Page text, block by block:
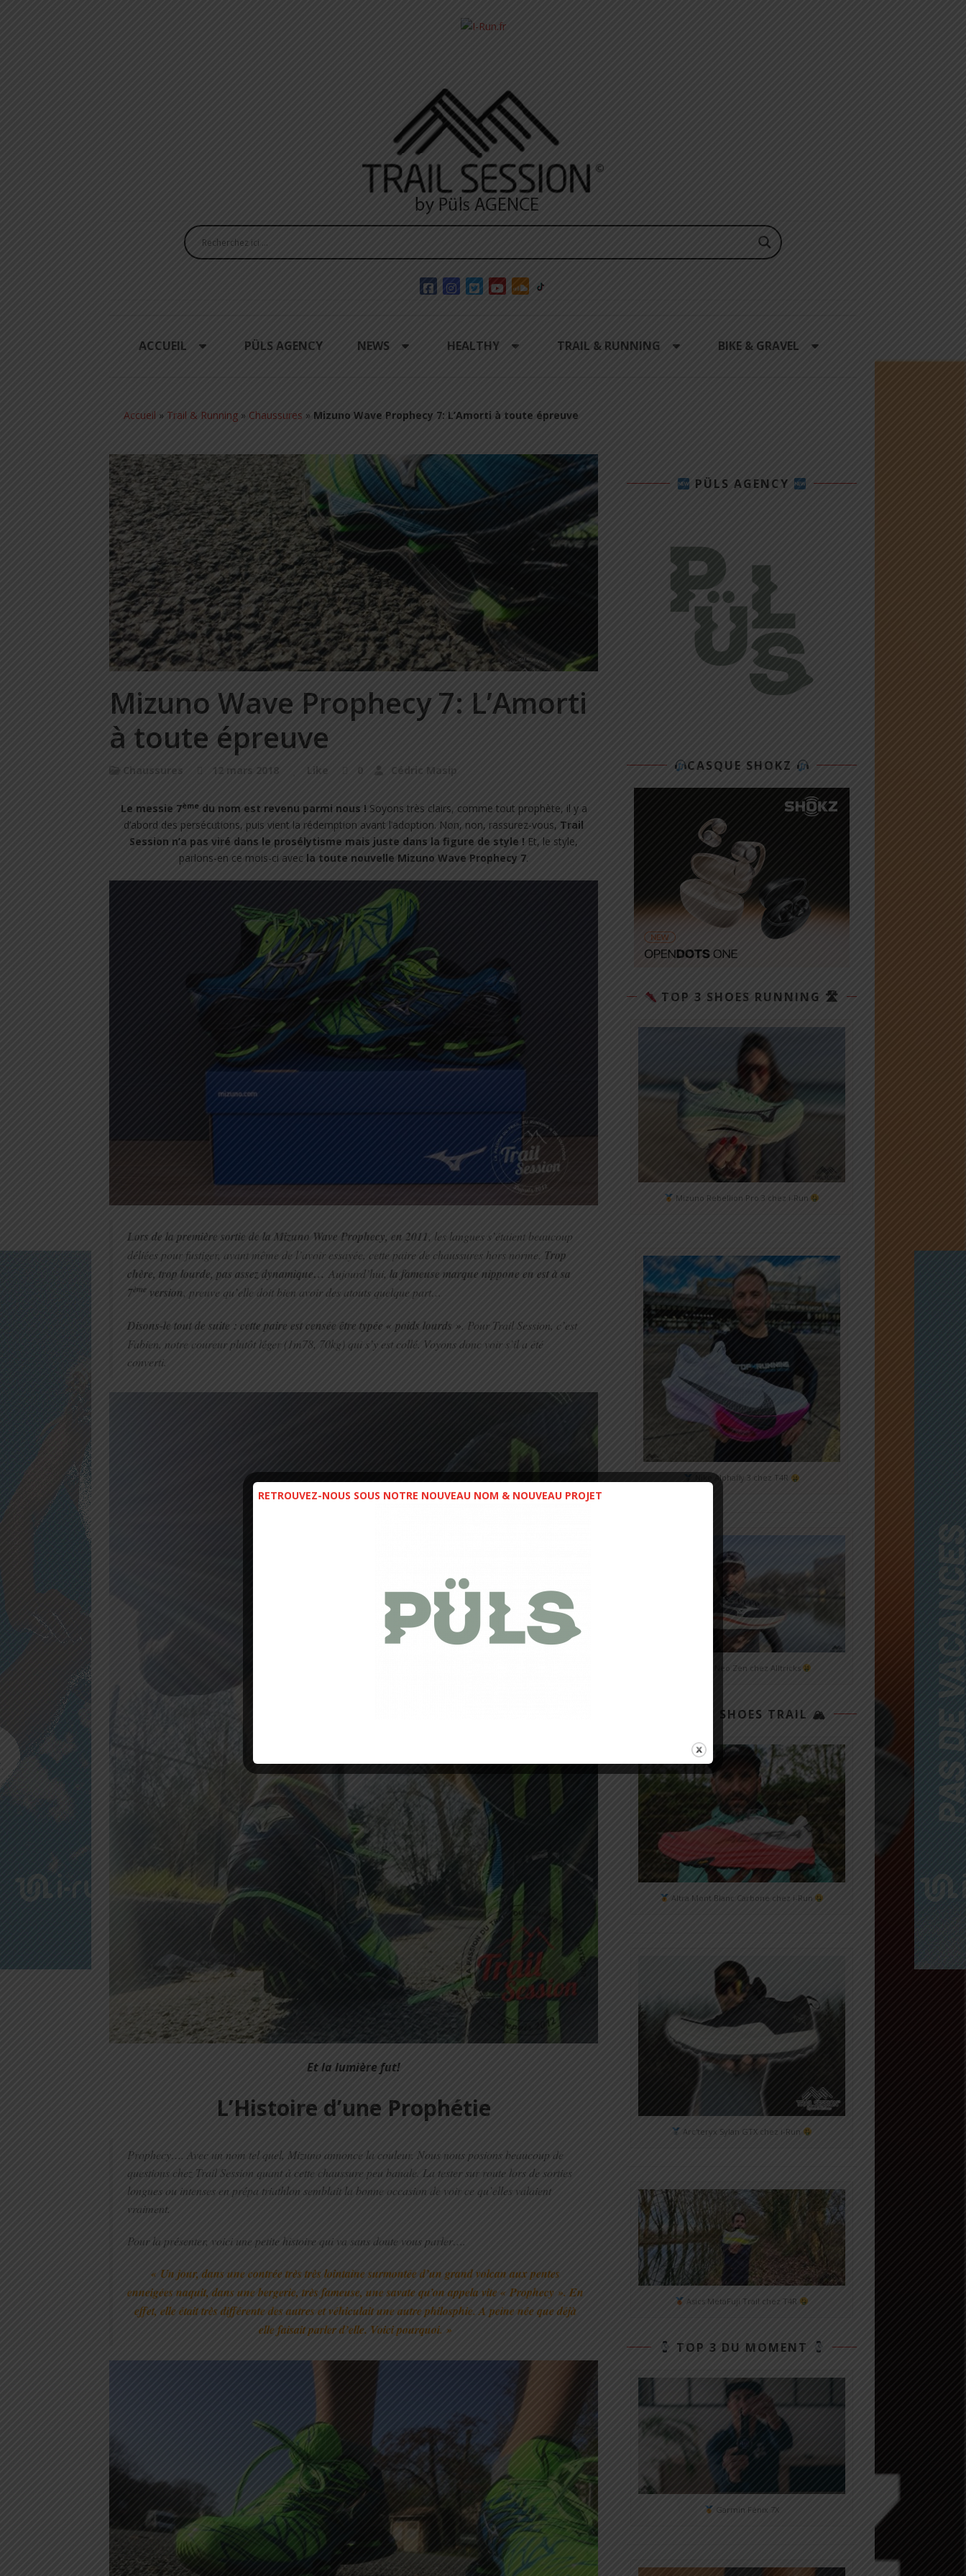
ACCUEIL PÜLS AGENCY NEWS HEALTHY TRAIL & RUNNING BIKE & GRAVEL
Accueil » Trail & Running » Chaussures » Mizuno Wave Prophecy 7: L’Amorti à toute épreuve
Mizuno Wave Prophecy 7: L’Amorti
à toute épreuve
Chaussures 12 mars 2018 Like 0 Cédric Masip
Le messie 7èmedu nom est revenu parmi nous ! Soyons très clairs, comme tout prophète, il y a
d’abord des persécutions, puis vient la rédemption avant l’adoption. Non, non, rassurez-vous, Trail
Session n’a pas viré dans le prosélytisme mais juste dans la figure de style ! Et, le style,
parlons-en ce mois-ci avec la toute nouvelle Mizuno Wave Prophecy 7.
Lors de la première sortie de la Mizuno Wave Prophecy, en 2011, les langues s’étaient beaucoup
déliées pour fustiger, avant même de l’avoir essayée, cette paire de chaussures hors norme. Trop
chère, trop lourde, pas assez dynamique… Aujourd’hui, la fameuse marque nippone en est à sa
7ème version, preuve qu’elle doit bien avoir des atouts quelque part…
Disons-le tout de suite : cette paire est censée être typée « poids lourds ». Pour Trail Session, c’est
Fabien, notre coureur plutôt léger (1m78, 70kg) qui s’y est collé. Voyons donc voir s’il a été
converti.
Et la lumière fut!
L’Histoire d’une Prophétie
Prophecy…. Avec un nom tel quel, Mizuno annonce la couleur. Nous nous posions beaucoup de
questions chez Trail Session quant à cette chaussure peu banale. La tester sur route lors de sorties
longues ou intenses en prépa triathlon semblait la bonne occasion de voir ce qu’elles valaient
vraiment.
Pour la présenter, voici une petite histoire qui va sans doute vous parler….
« Un jour, dans une contrée très très lointaine surmontée d’un grand volcan aux pentes
enneigées naquit, dans une bergerie, très fameuse, une savate qu’on appela vite « Prophecy ». En
effet, elle était très différente des autres et véhiculait une autre philosphie. A peine née que déjà
elle faisait parler d’elle. Voici pourquoi. »
PÜLS AGENCY
CASQUE SHOKZ
TOP 3 SHOES RUNNING 🛣
Mizuno Rebellion Pro 3 chez i-Run
Nike Alphafly 3 chez T4R
Mizuno Neo Zen chez Alltricks
TOP 3 SHOES TRAIL 🏔
Altra Mont Blanc Carbone chez i-Run
Arc'teryx Sylan GTX chez i-Run
Asics MetaFuji Trail chez T4R
TOP 3 DU MOMENT
Garmin Fénix 7X
RETROUVEZ-NOUS SOUS NOTRE NOUVEAU NOM & NOUVEAU PROJET